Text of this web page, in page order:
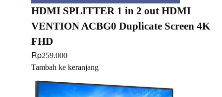
HDMI SPLITTER 1 in 2 out HDMI
VENTION ACBG0 Duplicate Screen 4K
FHD
Rp259.000
Tambah ke keranjang